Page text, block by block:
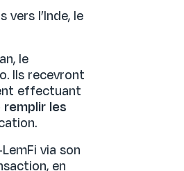
l’Inde, le
le
Ils recevront
effectuant
les
via son
en